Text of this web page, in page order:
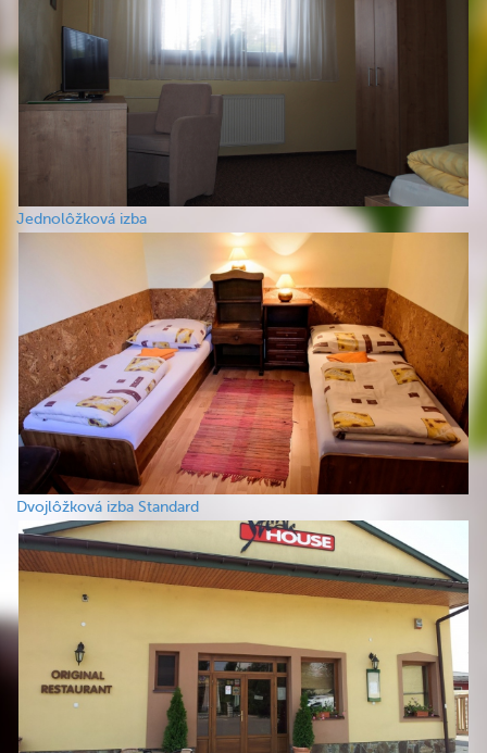
Jednolôžková izba
Dvojlôžková izba Standard